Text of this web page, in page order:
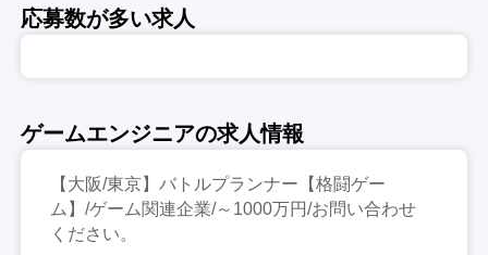
応募数が多い求人
ゲームエンジニアの求人情報
【大阪/東京】バトルプランナー【格闘ゲー
ム】/ゲーム関連企業/～1000万円/お問い合わせ
ください。